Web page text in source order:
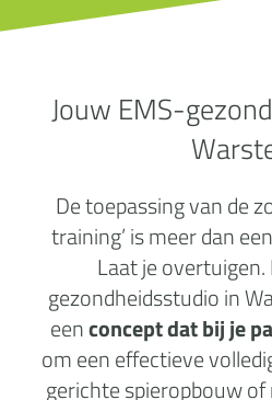
Jouw EMS-
De toepassing van de
training’ is meer dan
Laat je
gezondheidsstudio in
eenconcept dat bij je
om een effectieve
gerichte spieropbouw